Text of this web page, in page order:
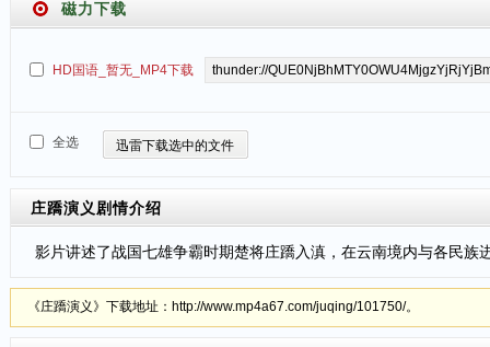
磁力下载
HD国语_暂无_MP4下载
全选 迅雷下载选中的文件
庄蹻演义 剧情介绍
影片讲述了战国七雄争霸时期楚将庄蹻入滇，在云南境内与各民族
《庄蹻演义》下载地址：http://www.mp4a67.com/juqing/101750/。